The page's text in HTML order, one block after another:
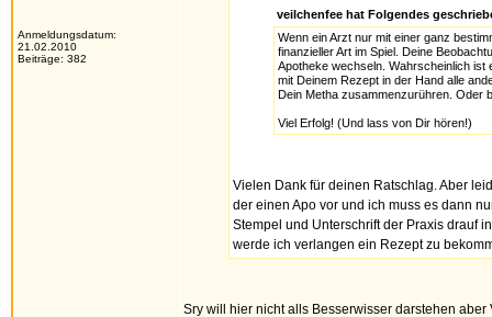
Anmeldungsdatum:
21.02.2010
Beiträge: 382
veilchenfee hat Folgendes
Wenn ein Arzt nur mit einer ganz
finanzieller Art im Spiel. Deine
Apotheke wechseln. Wahrscheinlich ist
mit Deinem Rezept in der Hand alle
Dein Metha zusammenzurühren. Oder
Viel Erfolg! (Und lass von Dir hören!)
Vielen Dank für deinen Ratschlag. Aber
der einen Apo vor und ich muss es dann
Stempel und Unterschrift der Praxis drauf
werde ich verlangen ein Rezept zu
Sry will hier nicht alls Besserwisser darstehen